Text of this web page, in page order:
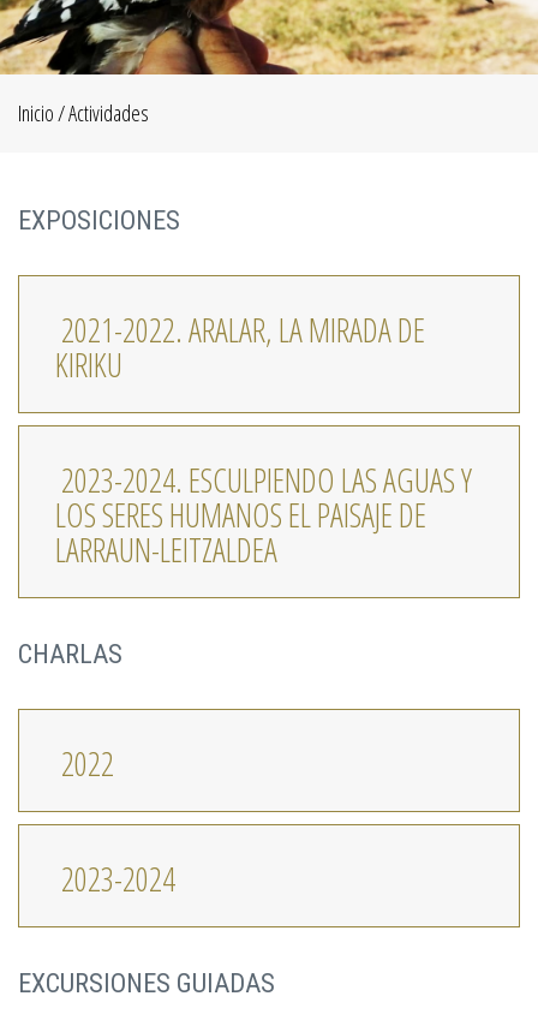
Inicio/Actividades
EXPOSICIONES
2021-2022. ARALAR, LA MIRADA DE
KIRIKU
2023-2024. ESCULPIENDO LAS AGUAS Y
LOS SERES HUMANOS EL PAISAJE DE
LARRAUN-LEITZALDEA
CHARLAS
2022
2023-2024
EXCURSIONES GUIADAS